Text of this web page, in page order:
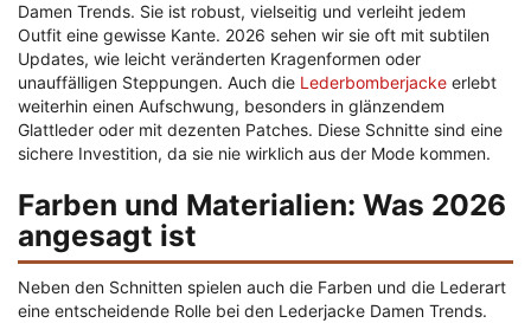
Damen Trends. Sie ist robust, vielseitig und verleiht jedem
Outfit eine gewisse Kante. 2026 sehen wir sie oft mit subtilen
Updates, wie leicht veränderten Kragenformen oder
unauffälligen Steppungen. Auch die Lederbomberjacke erlebt
weiterhin einen Aufschwung, besonders in glänzendem
Glattleder oder mit dezenten Patches. Diese Schnitte sind eine
sichere Investition, da sie nie wirklich aus der Mode kommen.
Farben und Materialien: Was 2026
angesagt ist
Neben den Schnitten spielen auch die Farben und die Lederart
eine entscheidende Rolle bei den Lederjacke Damen Trends.